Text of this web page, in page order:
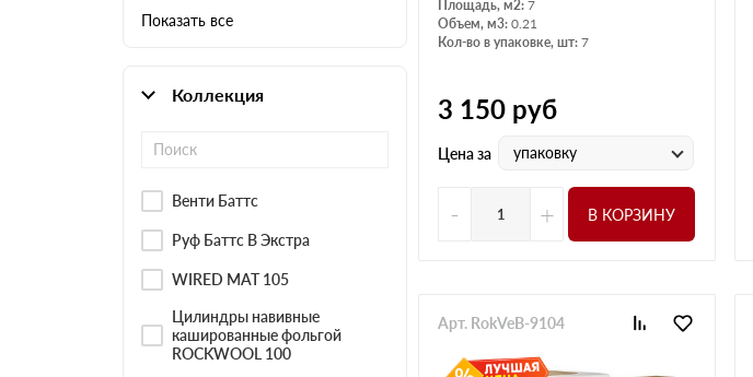
Показать все
Коллекция
Венти Баттс
Руф Баттс В Экстра
WIRED MAT 105
Цилиндры навивные
кашированные фольгой
ROCKWOOL 100
Площадь, м2: 7
Объем, м3: 0.21
Кол-во в упаковке, шт: 7
3 150 руб
Цена за упаковку
- + В КОРЗИНУ
Арт. RokVeB-9104